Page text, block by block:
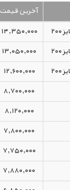
آخرین قیمت
۱۴,۳۵۰,۰۰۰
۱۳,۰۵۰,۰۰۰
۱۲,۶۰۰,۰۰۰
۸,۷۰۰,۰۰۰
۸,۱۲۰,۰۰۰
۷,۸۰۰,۰۰۰
۷,۷۵۰,۰۰۰
۷,۸۸۰,۰۰۰